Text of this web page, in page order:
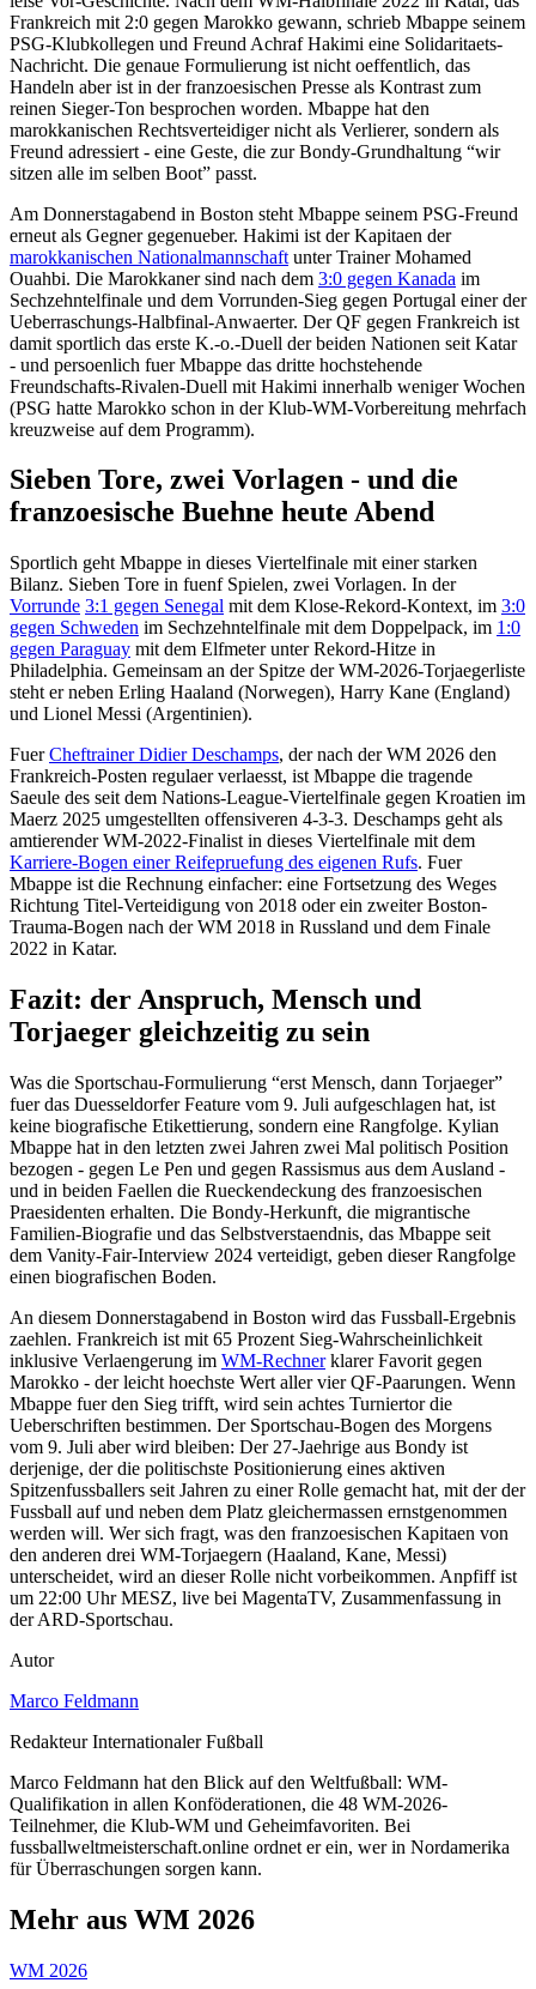
Frankreich mit 2:0 gegen Marokko gewann, schrieb Mbappe seinem
PSG-Klubkollegen und Freund Achraf Hakimi eine Solidaritaets-
Nachricht. Die genaue Formulierung ist nicht oeffentlich, das
Handeln aber ist in der franzoesischen Presse als Kontrast zum
reinen Sieger-Ton besprochen worden. Mbappe hat den
marokkanischen Rechtsverteidiger nicht als Verlierer, sondern als
Freund adressiert - eine Geste, die zur Bondy-Grundhaltung “wir
sitzen alle im selben Boot” passt.
Am Donnerstagabend in Boston steht Mbappe seinem PSG-Freund
erneut als Gegner gegenueber. Hakimi ist der Kapitaen der
marokkanischen Nationalmannschaft unter Trainer Mohamed
Ouahbi. Die Marokkaner sind nach dem 3:0 gegen Kanada im
Sechzehntelfinale und dem Vorrunden-Sieg gegen Portugal einer der
Ueberraschungs-Halbfinal-Anwaerter. Der QF gegen Frankreich ist
damit sportlich das erste K.-o.-Duell der beiden Nationen seit Katar
- und persoenlich fuer Mbappe das dritte hochstehende
Freundschafts-Rivalen-Duell mit Hakimi innerhalb weniger Wochen
(PSG hatte Marokko schon in der Klub-WM-Vorbereitung mehrfach
kreuzweise auf dem Programm).
Sieben Tore, zwei Vorlagen - und die
franzoesische Buehne heute Abend
Sportlich geht Mbappe in dieses Viertelfinale mit einer starken
Bilanz. Sieben Tore in fuenf Spielen, zwei Vorlagen. In der
Vorrunde 3:1 gegen Senegal mit dem Klose-Rekord-Kontext, im 3:0
gegen Schweden im Sechzehntelfinale mit dem Doppelpack, im 1:0
gegen Paraguay mit dem Elfmeter unter Rekord-Hitze in
Philadelphia. Gemeinsam an der Spitze der WM-2026-Torjaegerliste
steht er neben Erling Haaland (Norwegen), Harry Kane (England)
und Lionel Messi (Argentinien).
FuerCheftrainer Didier Deschamps, der nach der WM 2026 den
Frankreich-Posten regulaer verlaesst, ist Mbappe die tragende
Saeule des seit dem Nations-League-Viertelfinale gegen Kroatien im
Maerz 2025 umgestellten offensiveren 4-3-3. Deschamps geht als
amtierender WM-2022-Finalist in dieses Viertelfinale mit dem
Karriere-Bogen einer Reifepruefung des eigenen Rufs. Fuer
Mbappe ist die Rechnung einfacher: eine Fortsetzung des Weges
Richtung Titel-Verteidigung von 2018 oder ein zweiter Boston-
Trauma-Bogen nach der WM 2018 in Russland und dem Finale
2022 in Katar.
Fazit: der Anspruch, Mensch und
Torjaeger gleichzeitig zu sein
Was die Sportschau-Formulierung “erst Mensch, dann Torjaeger”
fuer das Duesseldorfer Feature vom 9. Juli aufgeschlagen hat, ist
keine biografische Etikettierung, sondern eine Rangfolge. Kylian
Mbappe hat in den letzten zwei Jahren zwei Mal politisch Position
bezogen - gegen Le Pen und gegen Rassismus aus dem Ausland -
und in beiden Faellen die Rueckendeckung des franzoesischen
Praesidenten erhalten. Die Bondy-Herkunft, die migrantische
Familien-Biografie und das Selbstverstaendnis, das Mbappe seit
dem Vanity-Fair-Interview 2024 verteidigt, geben dieser Rangfolge
einen biografischen Boden.
An diesem Donnerstagabend in Boston wird das Fussball-Ergebnis
zaehlen. Frankreich ist mit 65 Prozent Sieg-Wahrscheinlichkeit
inklusive Verlaengerung im WM-Rechnerklarer Favorit gegen
Marokko - der leicht hoechste Wert aller vier QF-Paarungen. Wenn
Mbappe fuer den Sieg trifft, wird sein achtes Turniertor die
Ueberschriften bestimmen. Der Sportschau-Bogen des Morgens
vom 9. Juli aber wird bleiben: Der 27-Jaehrige aus Bondy ist
derjenige, der die politischste Positionierung eines aktiven
Spitzenfussballers seit Jahren zu einer Rolle gemacht hat, mit der der
Fussball auf und neben dem Platz gleichermassen ernstgenommen
werden will. Wer sich fragt, was den franzoesischen Kapitaen von
den anderen drei WM-Torjaegern (Haaland, Kane, Messi)
unterscheidet, wird an dieser Rolle nicht vorbeikommen. Anpfiff ist
um 22:00 Uhr MESZ, live bei MagentaTV, Zusammenfassung in
der ARD-Sportschau.
Autor
Marco Feldmann
Redakteur Internationaler Fußball
Marco Feldmann hat den Blick auf den Weltfußball: WM-
Qualifikation in allen Konföderationen, die 48 WM-2026-
Teilnehmer, die Klub-WM und Geheimfavoriten. Bei
fussballweltmeisterschaft.online ordnet er ein, wer in Nordamerika
für Überraschungen sorgen kann.
Mehr aus WM 2026
WM 2026